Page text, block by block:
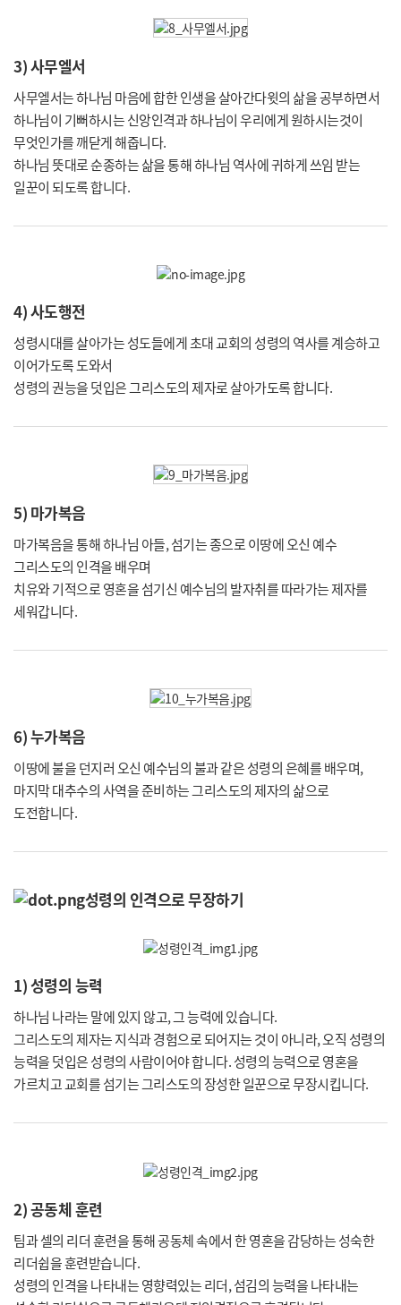
3) 사무엘서
사무엘서는 하나님 마음에 합한 인생을 살아간다윗의 삶을 공부하면서
하나님이 기뻐하시는 신앙인격과 하나님이 우리에게 원하시는것이
무엇인가를 깨닫게 해줍니다.
하나님 뜻대로 순종하는 삶을 통해 하나님 역사에 귀하게 쓰임 받는
일꾼이 되도록 합니다.
4) 사도행전
성령시대를 살아가는 성도들에게 초대 교회의 성령의 역사를 계승하고
이어가도록 도와서
성령의 권능을 덧입은 그리스도의 제자로 살아가도록 합니다.
5) 마가복음
마가복음을 통해 하나님 아들, 섬기는 종으로 이땅에 오신 예수
그리스도의 인격을 배우며
치유와 기적으로 영혼을 섬기신 예수님의 발자취를 따라가는 제자를
세워갑니다.
6) 누가복음
이땅에 불을 던지러 오신 예수님의 불과 같은 성령의 은혜를 배우며,
마지막 대추수의 사역을 준비하는 그리스도의 제자의 삶으로
도전합니다.
성령의 인격으로 무장하기
1) 성령의 능력
하나님 나라는 말에 있지 않고, 그 능력에 있습니다.
그리스도의 제자는 지식과 경험으로 되어지는 것이 아니라, 오직 성령의
능력을 덧입은 성령의 사람이어야 합니다. 성령의 능력으로 영혼을
가르치고 교회를 섬기는 그리스도의 장성한 일꾼으로 무장시킵니다.
2) 공동체 훈련
팀과 셀의 리더 훈련을 통해 공동체 속에서 한 영혼을 감당하는 성숙한
리더쉽을 훈련받습니다.
성령의 인격을 나타내는 영향력있는 리더, 섬김의 능력을 나타내는